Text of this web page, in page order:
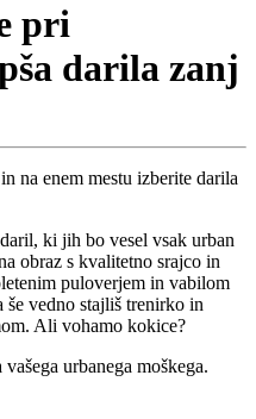
pri
darila zanj
na enem mestu izberite darila
ki jih bo vesel vsak urban
obraz s kvalitetno srajco in
puloverjem in vabilom
še vedno stajliš trenirko in
Ali vohamo kokice?
urbanega moškega.